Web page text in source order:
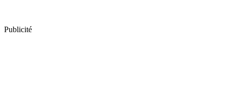
Publicité